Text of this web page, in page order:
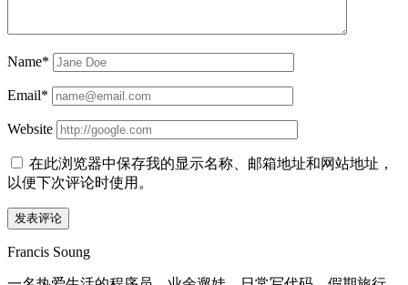
Name*
Email*
Website
在此浏览器中保存我的显示名称、邮箱地址和网站地址，
以便下次评论时使用。
Sidebar
Francis Soung